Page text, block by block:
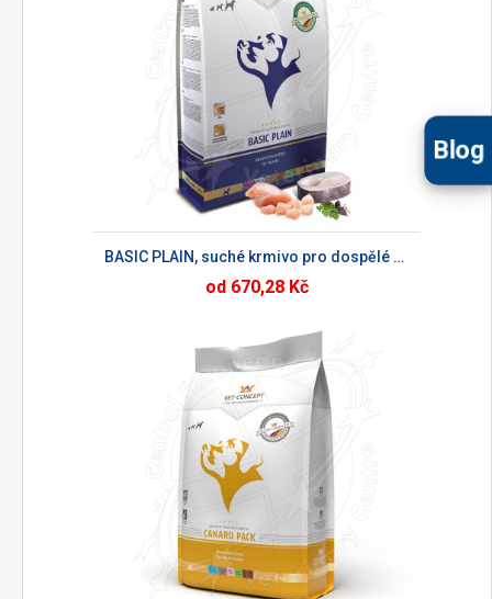
Blog
BASIC PLAIN, suché krmivo pro dospělé psy
od 670,28 Kč